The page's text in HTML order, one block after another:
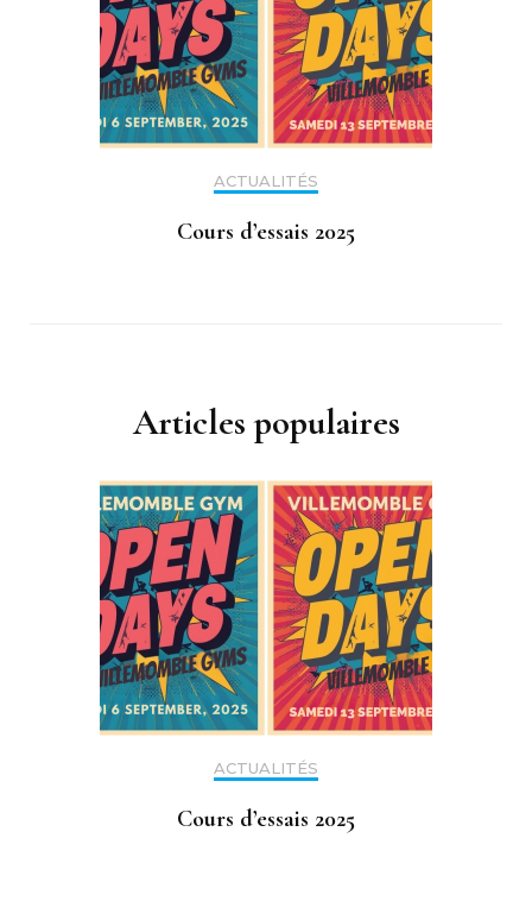
ACTUALITÉS
Cours d’essais 2025
Articles populaires
ACTUALITÉS
Cours d’essais 2025